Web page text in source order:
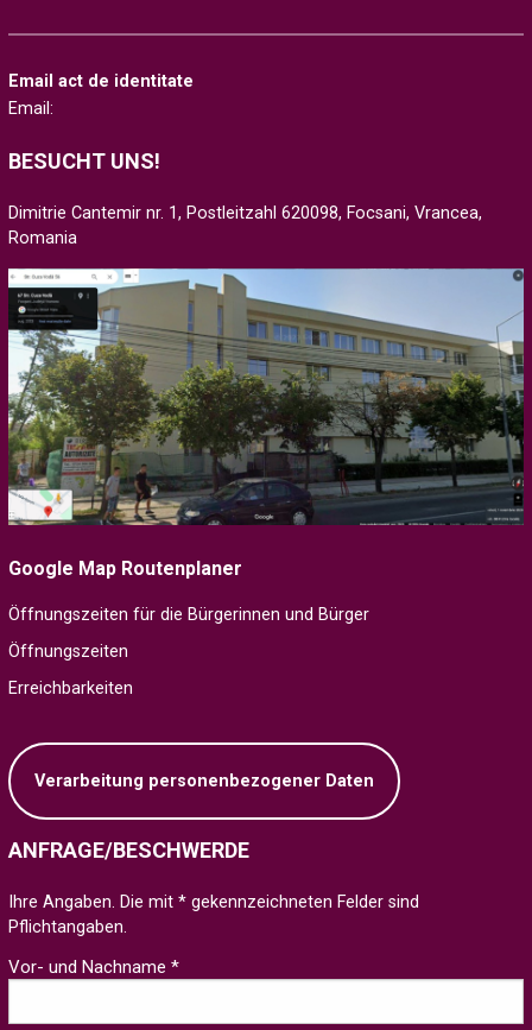
Email act de identitate
Email:
BESUCHT UNS!
Dimitrie Cantemir nr. 1, Postleitzahl 620098, Focsani, Vrancea,
Romania
Google Map Routenplaner
Öffnungszeiten für die Bürgerinnen und Bürger
Öffnungszeiten
Erreichbarkeiten
Verarbeitung personenbezogener Daten
ANFRAGE/BESCHWERDE
Ihre Angaben. Die mit * gekennzeichneten Felder sind
Pflichtangaben.
Vor- und Nachname *